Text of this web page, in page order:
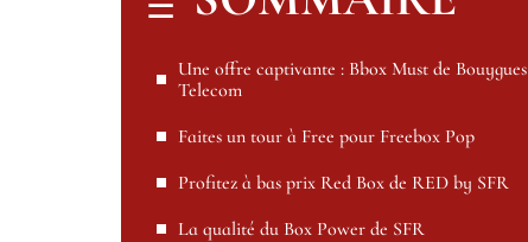
Une offre captivante : Bbox Must de Bouygues
Telecom
Faites un tour à Free pour Freebox Pop
Profitez à bas prix Red Box de RED by SFR
La qualité du Box Power de SFR